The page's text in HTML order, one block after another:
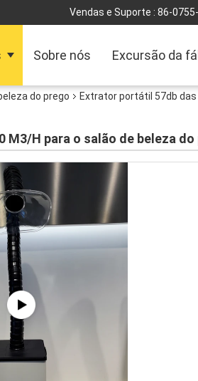
Vendas e Suporte : 86-
Sobre nós Excursão da
do prego
Extrator portátil 57db
H para o salão de beleza do